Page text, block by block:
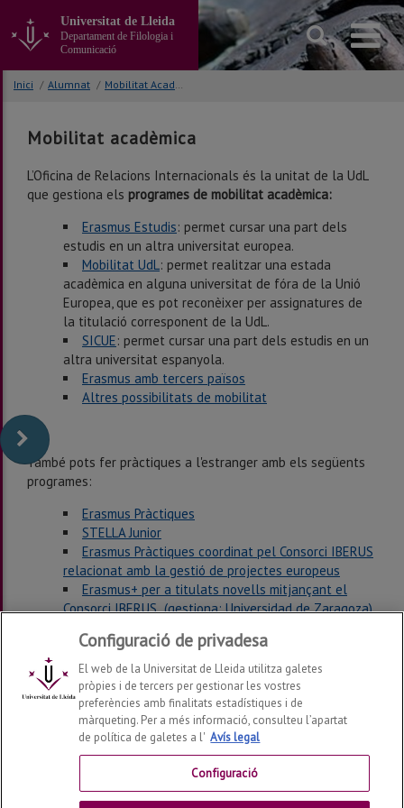
contingut
Universitat de Lleida
Departament de Filologia i
Comunicació
Inici / Alumnat / Mobilitat Acadèmica
Mobilitat acadèmica
L’Oficina de Relacions Internacionals és la unitat de la UdL
que gestiona els programes de mobilitat acadèmica:
Erasmus Estudis: permet cursar una part dels
estudis en un altra universitat europea.
Mobilitat UdL: permet realitzar una estada
acadèmica en alguna universitat de fóra de la Unió
Europea, que es pot reconèixer per assignatures de
la titulació corresponent de la UdL.
SICUE: permet cursar una part dels estudis en un
altra universitat espanyola.
Erasmus amb tercers països
Altres possibilitats de mobilitat
També pots fer pràctiques a l'estranger amb els següents
programes:
Erasmus Pràctiques
STELLA Junior
Erasmus Pràctiques coordinat pel Consorci IBERUS
relacionat amb la gestió de projectes europeus
Erasmus+ per a titulats novells mitjançant el
Consorci IBERUS (gestiona: Universidad de Zaragoza)
Departament de Filologia i Comunicació
Configuració de privadesa
El web de la Universitat de Lleida utilitza galetes
pròpies i de tercers per gestionar les vostres
preferències amb finalitats estadístiques i de
màrqueting. Per a més informació, consulteu l’apartat
de política de galetes a l' Avís legal
Configuració